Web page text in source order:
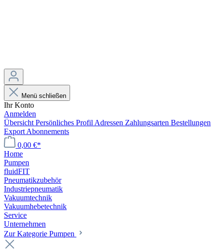
Menü schließen
Ihr Konto
Anmelden
Übersicht Persönliches Profil Adressen Zahlungsarten Bestellungen
Export Abonnements
0,00 €*
Home
Pumpen
fluidFIT
Pneumatikzubehör
Industriepneumatik
Vakuumtechnik
Vakuumhebetechnik
Service
Unternehmen
Zur Kategorie Pumpen